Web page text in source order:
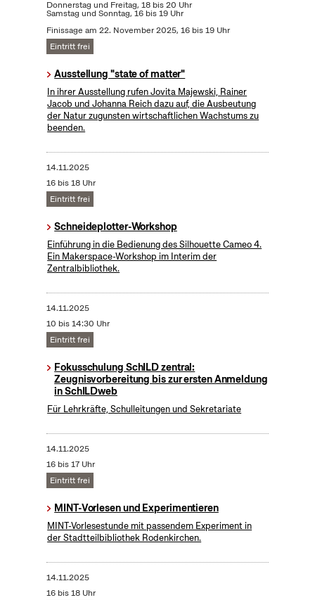
Donnerstag und Freitag, 18 bis 20 Uhr
Samstag und Sonntag, 16 bis 19 Uhr
Finissage am 22. November 2025, 16 bis 19 Uhr
Eintritt frei
Ausstellung "state of matter"
In ihrer Ausstellung rufen Jovita Majewski, Rainer
Jacob und Johanna Reich dazu auf, die Ausbeutung
der Natur zugunsten wirtschaftlichen Wachstums zu
beenden.
14.11.2025
16 bis 18 Uhr
Eintritt frei
Schneideplotter-Workshop
​Einführung in die Bedienung des Silhouette Cameo 4.
Ein Makerspace-Workshop im Interim der
Zentralbibliothek.
14.11.2025
10 bis 14:30 Uhr
Eintritt frei
Fokusschulung SchILD zentral:
Zeugnisvorbereitung bis zur ersten Anmeldung
in SchILDweb
Für Lehrkräfte, Schulleitungen und Sekretariate
14.11.2025
16 bis 17 Uhr
Eintritt frei
MINT-Vorlesen und Experimentieren
MINT-Vorlesestunde mit passendem Experiment in
der Stadtteilbibliothek Rodenkirchen.
14.11.2025
16 bis 18 Uhr